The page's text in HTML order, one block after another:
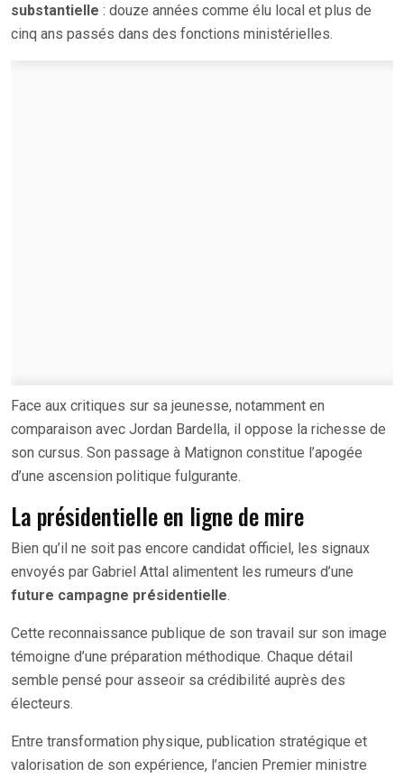
substantielle : douze années comme élu local et plus de
cinq ans passés dans des fonctions ministérielles.
Face aux critiques sur sa jeunesse, notamment en
comparaison avec Jordan Bardella, il oppose la richesse de
son cursus. Son passage à Matignon constitue l’apogée
d’une ascension politique fulgurante.
La présidentielle en ligne de mire
Bien qu’il ne soit pas encore candidat officiel, les signaux
envoyés par Gabriel Attal alimentent les rumeurs d’une
future campagne présidentielle.
Cette reconnaissance publique de son travail sur son image
témoigne d’une préparation méthodique. Chaque détail
semble pensé pour asseoir sa crédibilité auprès des
électeurs.
Entre transformation physique, publication stratégique et
valorisation de son expérience, l’ancien Premier ministre